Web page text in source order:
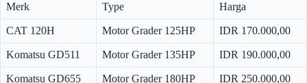
Merk Type Harga
CAT 120H Motor Grader 125HP IDR 170.000,00
Komatsu GD511 Motor Grader 135HP IDR 190.000,00
Komatsu GD655 Motor Grader 180HP IDR 250.000,00